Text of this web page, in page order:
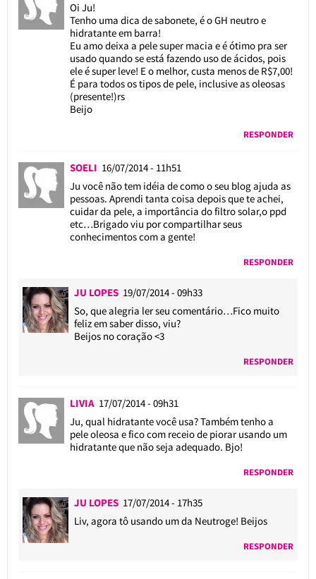
Oi Ju!
Tenho uma dica de sabonete, é o GH neutro e
hidratante em barra!
Eu amo deixa a pele super macia e é ótimo pra ser
usado quando se está fazendo uso de ácidos, pois
ele é super leve! E o melhor, custa menos de R$7,00!
É para todos os tipos de pele, inclusive as oleosas
(presente!)rs
Beijo
RESPONDER
SOELI 16/07/2014 - 11h51
Ju você não tem idéia de como o seu blog ajuda as
pessoas. Aprendi tanta coisa depois que te achei,
cuidar da pele, a importância do filtro solar,o ppd
etc…Brigado viu por compartilhar seus
conhecimentos com a gente!
RESPONDER
JU LOPES 19/07/2014 - 09h33
So, que alegria ler seu comentário…Fico muito
feliz em saber disso, viu?
Beijos no coração <3
RESPONDER
LIVIA 17/07/2014 - 09h31
Ju, qual hidratante você usa? Também tenho a
pele oleosa e fico com receio de piorar usando um
hidratante que não seja adequado. Bjo!
RESPONDER
JU LOPES 17/07/2014 - 17h35
Liv, agora tô usando um da Neutroge! Beijos
RESPONDER